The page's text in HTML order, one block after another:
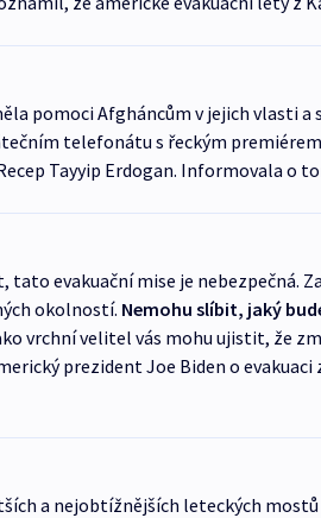
pomoci Afgháncům v jejich vlasti a
telefonátu s řeckým
Tayyip Erdogan. Informovala o
tato evakuační mise je nebezpečná.
okolností. Nemohu slíbit, jaký
vrchní velitel vás mohu ujistit, že
prezident Joe Biden o
a nejobtížnějších leteckých